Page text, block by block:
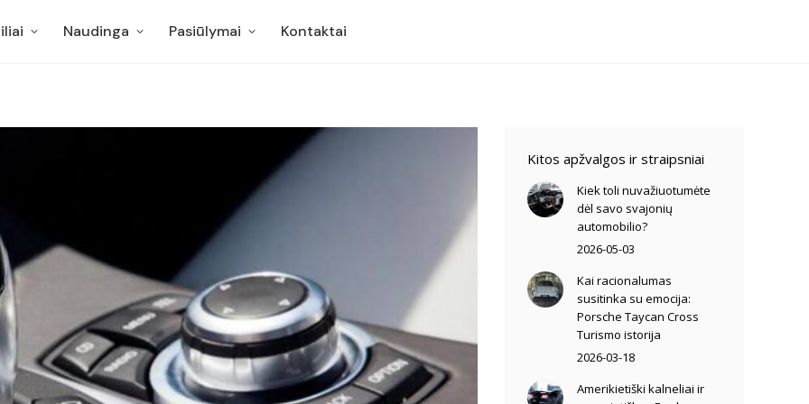
Naudinga Pasiūlymai Kontaktai
Kitos apžvalgos ir straipsniai
Kiek toli nuvažiuotumėte
dėl savo svajonių
automobilio?
2026-05-03
Kai racionalumas
susitinka su emocija:
Porsche Taycan Cross
Turismo istorija
2026-03-18
Amerikietiški kalneliai ir
Naudinga Pasiūlymai Kontaktai